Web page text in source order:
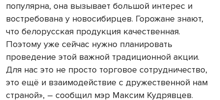
популярна, она вызывает большой интерес и
востребована у новосибирцев. Горожане знают,
что белорусская продукция качественная.
Поэтому уже сейчас нужно планировать
проведение этой важной традиционной акции.
Для нас это не просто торговое сотрудничество,
это ещё и взаимодействие с дружественной нам
страной», – сообщил мэр Максим Кудрявцев.